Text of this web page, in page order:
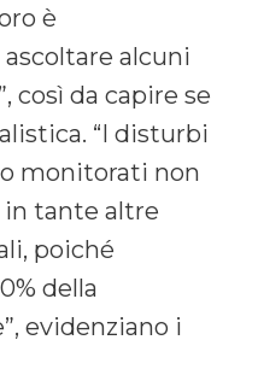
è
alcuni
così da capire se
“I disturbi
monitorati non
in tante altre
poiché
della
evidenziano i